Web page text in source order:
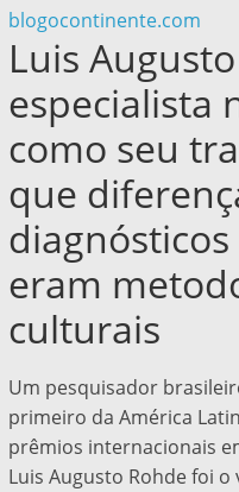
blogocontinente.com
Luis
especialista
como seu
que
eram
culturais
Um pesquisador
primeiro da América
prêmios internacionais
Luis Augusto Rohde foi